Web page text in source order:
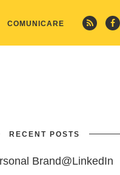
COMUNICARE
RECENT POSTS
Brand@LinkedIn